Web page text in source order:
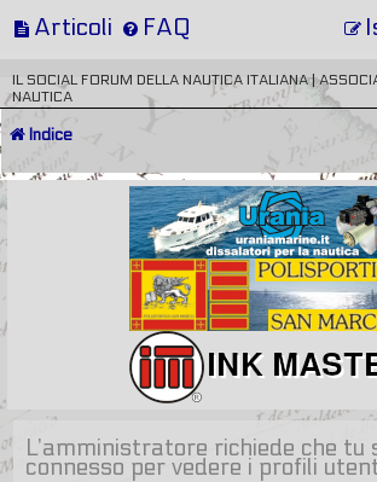
Articoli FAQ
IL SOCIAL FORUM DELLA NAUTICA ITALIANA |
NAUTICA
Indice
L’amministratore richiede che tu
connesso per vedere i profili